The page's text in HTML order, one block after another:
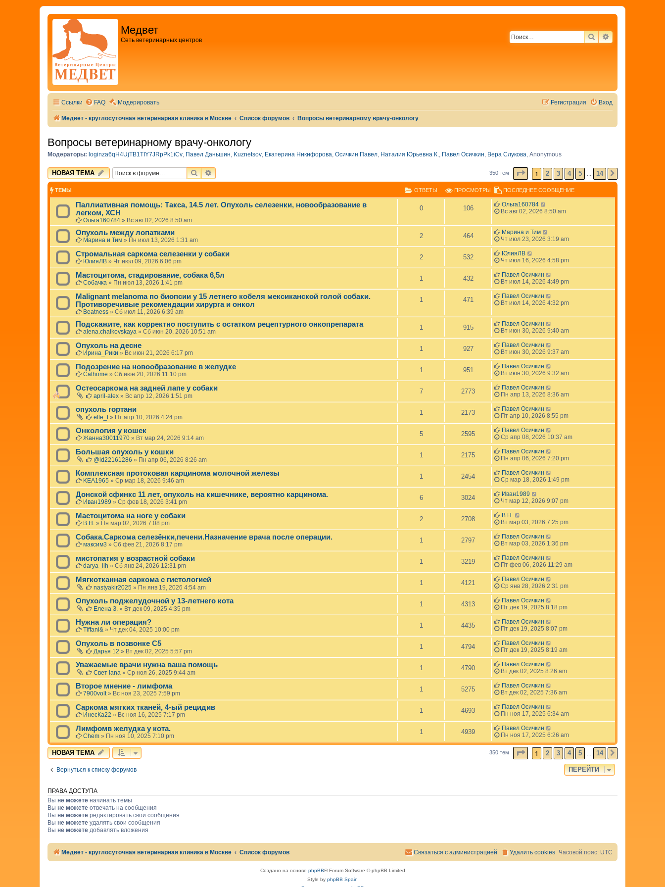
Медвет
Сеть ветеринарных центров ПОИСКРАСШИРЕННЫЙ
Ссылки FAQ Модерировать Вход
Регистрация
Медвет - круглосуточная ветеринарная клиника в Москве Список форумов Вопросы ветеринарному врачу-онкологу
Вопросы ветеринарному врачу-онкологу
Модераторы: loginza6qH4UjTB1TIY7JRpPk1iCv, Павел Даньшин, Kuznetsov, Екатерина Никифорова, Осичкин Павел, Наталия Юрьевна К., Павел Осичкин, Вера Слукова, Anonymous
НОВАЯ ТЕМА ПОИСКРАСШИРЕННЫЙ ПОИСК 350 тем СТРАНИЦА ИЗ 14
1 2 3 4 5 14
ТЕМЫ ОТВЕТЫ ПРОСМОТРЫ ПОСЛЕДНЕЕ СООБЩЕНИЕ
Паллиативная помощь: Такса, 14.5 лет. Опухоль селезенки, новообразование в
легком, ХСН
Ольга160784 » Вс авг 02, 2026 8:50 am
0 106
Ольга160784
Вс авг 02, 2026 8:50 am
Опухоль между лопатками
Марина и Тим » Пн июл 13, 2026 1:31 am
2 464
Марина и Тим
Чт июл 23, 2026 3:19 am
Cтромальная саркома селезенки у собаки
ЮлияЛВ » Чт июл 09, 2026 6:06 pm
2 532
ЮлияЛВ
Чт июл 16, 2026 4:58 pm
Мастоцитома, стадирование, собака 6,5л
Собачка » Пн июл 13, 2026 1:41 pm
1 432
Павел Осичкин
Вт июл 14, 2026 4:49 pm
Malignant melanoma по биопсии у 15 летнего кобеля мексиканской голой собаки.
Противоречивые рекомендации хирурга и онкол
Beatness » Сб июл 11, 2026 6:39 am
1 471
Павел Осичкин
Вт июл 14, 2026 4:32 pm
Подскажите, как корректно поступить с остатком рецептурного онкопрепарата
alena.chaikovskaya » Сб июн 20, 2026 10:51 am
1 915
Павел Осичкин
Вт июн 30, 2026 9:40 am
Опухоль на десне
Ирина_Рики » Вс июн 21, 2026 6:17 pm
1 927
Павел Осичкин
Вт июн 30, 2026 9:37 am
Подозрение на новообразование в желудке
Cathome » Сб июн 20, 2026 11:10 pm
1 951
Павел Осичкин
Вт июн 30, 2026 9:32 am
Остеосаркома на задней лапе у собаки
april-alex » Вс апр 12, 2026 1:51 pm
7 2773
Павел Осичкин
Пн апр 13, 2026 8:36 am
опухоль гортани
elle_t» Пт апр 10, 2026 4:24 pm
1 2173
Павел Осичкин
Пт апр 10, 2026 8:55 pm
Онкология у кошек
Жанна30011970 » Вт мар 24, 2026 9:14 am
5 2595
Павел Осичкин
Ср апр 08, 2026 10:37 am
Большая опухоль у кошки
@id22161286 » Пн апр 06, 2026 8:26 am
1 2175
Павел Осичкин
Пн апр 06, 2026 7:20 pm
Комплексная протоковая карцинома молочной железы
KEA1965 » Ср мар 18, 2026 9:46 am
1 2454
Павел Осичкин
Ср мар 18, 2026 1:49 pm
Донской сфинкс 11 лет, опухоль на кишечнике, вероятно карцинома.
Иван1989 » Ср фев 18, 2026 3:41 pm
6 3024
Иван1989
Чт мар 12, 2026 9:07 pm
Мастоцитома на ноге у собаки
В.Н. » Пн мар 02, 2026 7:08 pm
2 2708
В.Н.
Вт мар 03, 2026 7:25 pm
Собака.Саркома селезёнки,печени.Назначение врача после операции.
максим3 » Сб фев 21, 2026 8:17 pm
1 2797
Павел Осичкин
Вт мар 03, 2026 1:36 pm
мистопатия у возрастной собаки
darya_lih » Сб янв 24, 2026 12:31 pm
1 3219
Павел Осичкин
Пт фев 06, 2026 11:29 am
Мягкотканная саркома с гистологией
nastyakir2025 » Пн янв 19, 2026 4:54 am
1 4121
Павел Осичкин
Ср янв 28, 2026 2:31 pm
Опухоль поджелудочной у 13-летнего кота
Елена З. » Вт дек 09, 2025 4:35 pm
1 4313
Павел Осичкин
Пт дек 19, 2025 8:18 pm
Нужна ли операция?
Tiffani& » Чт дек 04, 2025 10:00 pm
1 4435
Павел Осичкин
Пт дек 19, 2025 8:07 pm
Опухоль в позвонке С5
Дарья 12 » Вт дек 02, 2025 5:57 pm
1 4794
Павел Осичкин
Пт дек 19, 2025 8:19 am
Уважаемые врачи нужна ваша помощь
Свет lana » Ср ноя 26, 2025 9:44 am
1 4790
Павел Осичкин
Вт дек 02, 2025 8:26 am
Второе мнение - лимфома
7900volt» Вс ноя 23, 2025 7:59 pm
1 5275
Павел Осичкин
Вт дек 02, 2025 7:36 am
Саркома мягких тканей, 4-ый рецидив
ИнесКа22 » Вс ноя 16, 2025 7:17 pm
1 4693
Павел Осичкин
Пн ноя 17, 2025 6:34 am
Лимфомв желудка у кота.
Chem » Пн ноя 10, 2025 7:10 pm
1 4939
Павел Осичкин
Пн ноя 17, 2025 6:26 am
НОВАЯ ТЕМА 350 тем СТРАНИЦА ИЗ 14
1 2 3 4 5 14
Вернуться к списку форумов ПЕРЕЙТИ
ПРАВА ДОСТУПА
Вы не можете начинать темы
Вы не можете отвечать на сообщения
Вы не можете редактировать свои сообщения
Вы не можете удалять свои сообщения
Вы не можете добавлять вложения
Медвет - круглосуточная ветеринарная клиника в Москве Список форумов Часовой пояс: UTC
Удалить cookies
Связаться с администрацией
Создано на основе phpBB® Forum Software © phpBB Limited
Style by phpBB Spain